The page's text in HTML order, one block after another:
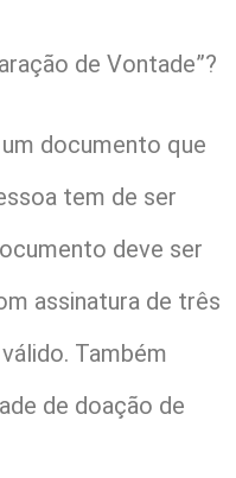
de Vontade”?
documento que
tem de ser
deve ser
assinatura de três
Também
de doação de